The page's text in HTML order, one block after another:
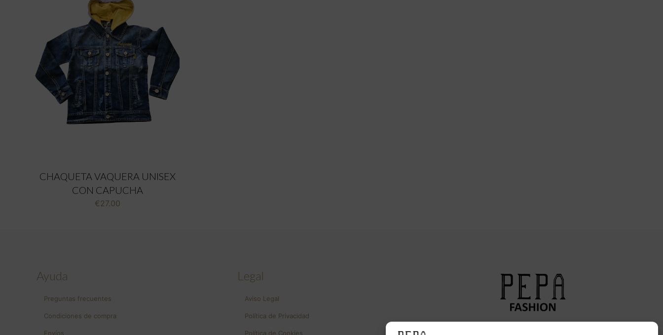
CHAQUETA VAQUERA UNISEX
CON CAPUCHA
€ 27.00
Ayuda
Preguntas frecuentes
Condiciones de compra
Envíos
Legal
Aviso Legal
Política de Privacidad
Política de Cookies